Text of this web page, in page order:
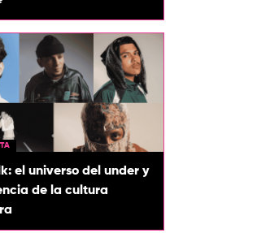
el universo del under y
de la cultura